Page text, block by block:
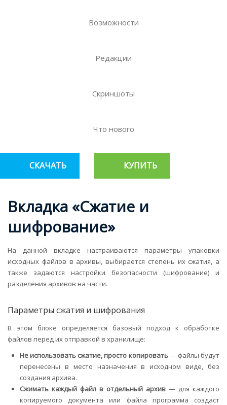
Возможности
Редакции
Скриншоты
Что нового
СКАЧАТЬ КУПИТЬ
Вкладка «Сжатие и
шифрование»
На данной вкладке настраиваются параметры упаковки
исходных файлов в архивы, выбирается степень их сжатия, а
также задаются настройки безопасности (шифрование) и
разделения архивов на части.
Параметры сжатия и шифрования
В этом блоке определяется базовый подход к обработке
файлов перед их отправкой в хранилище:
Не использовать сжатие, просто копировать— файлы будут
перенесены в место назначения в исходном виде, без
создания архива.
Сжимать каждый файл в отдельный архив — для каждого
копируемого документа или файла программа создаст